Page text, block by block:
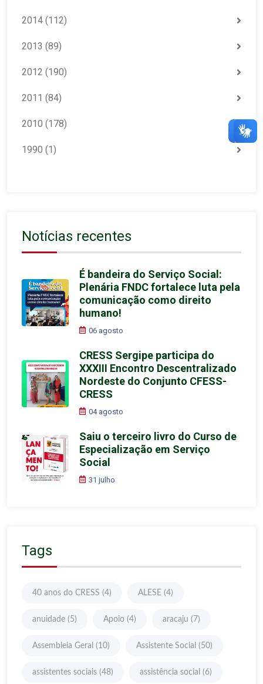
2014 (112)
2013 (89)
2012 (190)
2011 (84)
2010 (178)
1990 (1)
Notícias recentes
É bandeira do Serviço Social:
Plenária FNDC fortalece luta pela
comunicação como direito
humano!
06 agosto
CRESS Sergipe participa do
XXXIII Encontro Descentralizado
Nordeste do Conjunto CFESS-
CRESS
04 agosto
Saiu o terceiro livro do Curso de
Especialização em Serviço
Social
31 julho
Tags
40 anos do CRESS (4) ALESE (4)
anuidade (5) Apoio (4) aracaju (7)
Assembleia Geral (10) Assistente Social (50)
assistentes sociais (48) assistência social (6)